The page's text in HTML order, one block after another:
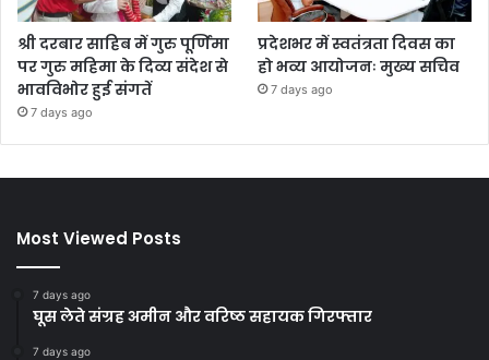
श्री दरबार साहिब में गुरु पूर्णिमा
पर गुरु महिमा के दिव्य संदेश से
भावविभोर हुई संगतें
7 days ago
प्रदेशभर में स्वतंत्रता दिवस का
हो भव्य आयोजनः मुख्य सचिव
7 days ago
Most Viewed Posts
7 days ago
घूस लेते संग्रह अमीन और वरिष्ठ सहायक गिरफ्तार
7 days ago